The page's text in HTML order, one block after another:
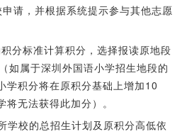
请，并根据系统提示参与其他志愿
积分标准计算积分，选择报读原地段
如属于深圳外国语小学招生地段的
学积分将在原积分基础上增加10
无法获得此加分）。
学校的总招生计划及原积分高低依